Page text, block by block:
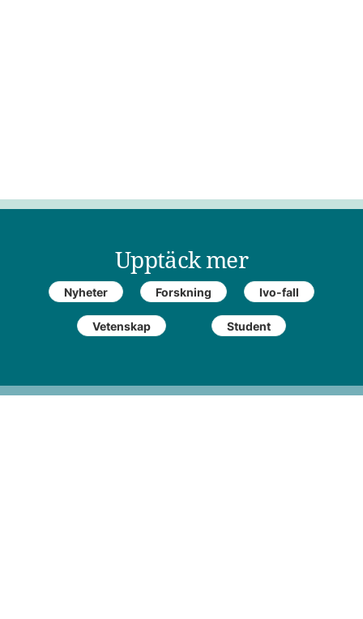
Upptäck mer
Nyheter Forskning Ivo-fall
Vetenskap Student